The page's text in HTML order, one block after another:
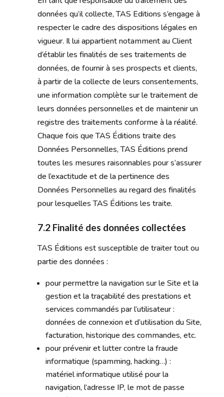
données qu’il collecte, TAS Editions s’engage à
respecter le cadre des dispositions légales en
vigueur. Il lui appartient notamment au Client
d’établir les finalités de ses traitements de
données, de fournir à ses prospects et clients,
à partir de la collecte de leurs consentements,
une information complète sur le traitement de
leurs données personnelles et de maintenir un
registre des traitements conforme à la réalité.
Chaque fois que TAS Éditions traite des
Données Personnelles, TAS Éditions prend
toutes les mesures raisonnables pour s’assurer
de l’exactitude et de la pertinence des
Données Personnelles au regard des finalités
pour lesquelles TAS Éditions les traite.
7.2 Finalité des données collectées
TAS Éditions est susceptible de traiter tout ou
partie des données :
pour permettre la navigation sur le Site et la
gestion et la traçabilité des prestations et
services commandés par l’utilisateur :
données de connexion et d’utilisation du Site,
facturation, historique des commandes, etc.
pour prévenir et lutter contre la fraude
informatique (spamming, hacking…) :
matériel informatique utilisé pour la
navigation, l’adresse IP, le mot de passe